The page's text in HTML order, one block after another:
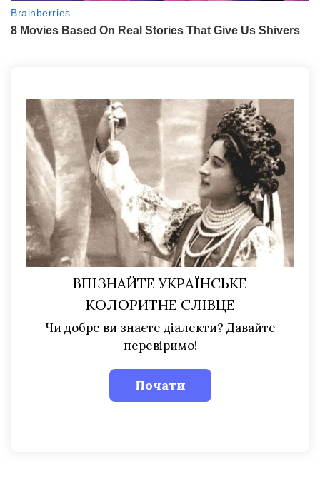
ВПІЗНАЙТЕ УКРАЇНСЬКЕ
КОЛОРИТНЕ СЛІВЦЕ
Чи добре ви знаєте діалекти? Давайте
перевіримо!